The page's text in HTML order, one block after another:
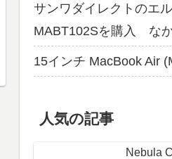
サンワダイレクトのエ
MABT102Sを購入 なか
15インチ MacBook Air
人気の記事
Nebula